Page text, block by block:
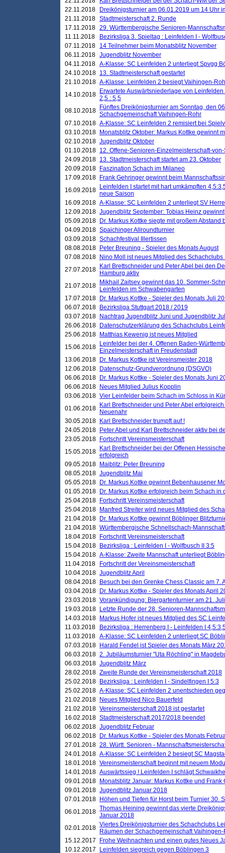
22.11.2018
Dreikönigsturnier am 06.01.2019 um 14 Uhr
21.11.2018 Stadtmeisterschaft 2. Runde
17.11.2018 29. Württembergische Senioren-
11.11.2018
Bezirksliga 3. Spieltag : Leinfelden I -
07.11.2018
14 Teilnehmer beim Monatsblitz November
06.11.2018 Jugendblitz November
04.11.2018 A-Klasse: SC Leinfelden 2 unterliegt Spvgg
24.10.2018 13. Stadtmeisterschaft gestartet
21.10.2018 A-Klasse: Leinfelden 2 besiegt Vaihingen-
14.10.2018
Erwartete Auswärtsniederlage von
2,5 : 5,5
08.10.2018
Fünftes Dreikönigsturnier am Sonntag, den
Schachgemeinschaft Vaihingen-Rohr
07.10.2018 A-Klasse: SC Leinfelden 2 remisiert bei
03.10.2018
Monatsblitz Oktober: Markus Kottke gewinnt
02.10.2018 Jugendblitz Oktober
01.10.2018 12. Offene-Senioren-Einzelmeisterschaft-
24.09.2018 13. Stadtmeisterschaft startet am 23. Oktober
20.09.2018
Faszination Schach im Milaneo
17.09.2018
Frank Gehringer gewinnt beim
16.09.2018
Leinfelden I startet mit hart umkämpften
neue Saison
16.09.2018 A-Klasse: SC Leinfelden 2 unterliegt SV
12.09.2018 Jugendblitz September: Tobias Heinz gewinnt
05.09.2018
Dr. Markus Kottke siegte mit großem
04.09.2018 Spaichinger Allroundturnier
03.09.2018 Schachfestival Illertissen
08.08.2018
Peter Breuning - Spieler des Monats August
07.08.2018
Nino Moll ist neues Mitglied des
27.07.2018
Karl Brettschneider und Peter Abel bei den
Hamburg aktiv
21.07.2018
Mikhail Zaitsev gewinnt das 10. Sommer-
Leinfelden im Schwabengarten
17.07.2018
Dr. Markus Kottke - Spieler des Monats Juli
06.07.2018
Bezirksliga Stuttgart 2018 / 2019
03.07.2018
Nachtrag Jugendblitz Juni und Jugendblitz
26.06.2018
Datenschutzerklärung des Schachclubs
25.06.2018
Matthias Kewenig ist neues Mitglied
15.06.2018
Leinfelder bei der 4. Offenen Baden-
Einzelmeisterschaft in Freudenstadt
13.06.2018
Dr. Markus Kottke ist Vereinsmeister 2018
12.06.2018
Datenschutz-Grundverordnung (DSGVO)
06.06.2018
Dr. Markus Kottke - Spieler des Monats Juni
06.06.2018
Neues Mitglied Julius Kopplin
03.06.2018 Vier Leinfelder beim Schach im Schloss in
01.06.2018
Karl Brettschneider und Peter Abel
Neuenahr
30.05.2018
Karl Brettschneider trumpft auf !
24.05.2018
Peter Abel und Karl Brettschneider aktiv bei
23.05.2018
Fortschritt Vereinsmeisterschaft
15.05.2018
Karl Brettschneider bei der Offenen
erfolgreich
09.05.2018
Maiblitz: Peter Breuning
08.05.2018 Jugendblitz Mai
05.05.2018
Dr. Markus Kottke gewinnt Bebenhausener
01.05.2018
Dr. Markus Kottke erfolgreich beim Schach
25.04.2018
Fortschritt Vereinsmeisterschaft
25.04.2018
Manfred Streiter wird neues Mitglied des
21.04.2018
Dr. Markus Kottke gewinnt Böblinger
21.04.2018 Württembergische Schnellschach-
18.04.2018
Fortschritt Vereinsmeisterschaft
15.04.2018
Bezirksliga : Leinfelden I - Wolfbusch II 3:5
15.04.2018 A-Klasse: Zweite Mannschaft unterliegt
11.04.2018
Fortschritt der Vereinsmeisterschaft
10.04.2018 Jugendblitz April
08.04.2018
Besuch bei den Grenke Chess Classic am 7.
03.04.2018
Dr. Markus Kottke - Spieler des Monats April
23.03.2018 Vorankündigung: Biergartenturnier am 21.
19.03.2018
Letzte Runde der 28. Senioren-
14.03.2018
Markus Hofer ist neues Mitglied des SC
11.03.2018
Bezirksliga : Herrenberg I - Leinfelden I
11.03.2018 A-Klasse: SC Leinfelden 2 unterliegt SC
07.03.2018
Harald Fendel ist Spieler des Monats März
06.03.2018 2. Jubiläumsturnier "Uta Röchling" in
06.03.2018 Jugendblitz März
28.02.2018 Zweite Runde der Vereinsmeisterschaft 2018
25.02.2018
Bezirksliga : Leinfelden I - Sindelfingen I 5:3
25.02.2018 A-Klasse: SC Leinfelden 2 unentschieden
21.02.2018
Neues Mitglied Nico Bauerfeld
21.02.2018 Vereinsmeisterschaft 2018 ist gestartet
16.02.2018 Stadtmeisterschaft 2017/2018 beendet
06.02.2018 Jugendblitz Februar
06.02.2018
Dr. Markus Kottke - Spieler des Monats
27.01.2018 28. Württ. Senioren -
24.01.2018 A-Klasse: SC Leinfelden 2 besiegt SC
18.01.2018 Vereinsmeisterschaft beginnt mit neuem
14.01.2018 Auswärtssieg ! Leinfelden I schlägt
09.01.2018
Monatsblitz Januar: Markus Kottke und
09.01.2018 Jugendblitz Januar 2018
07.01.2018
Höhen und Tiefen für Horst beim Turnier 30.
06.01.2018 Thomas Heining gewinnt das vierte
Januar 2018
02.01.2018 Viertes Dreikönigsturnier des Schachclubs
Räumen der Schachgemeinschaft
15.12.2017
Frohe Weihnachten und einen gutes Neues
10.12.2017
Leinfelden siegreich gegen Böblingen 3